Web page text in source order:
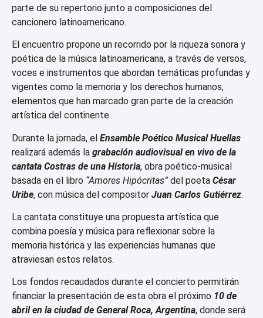
parte de su repertorio junto a composiciones del
cancionero latinoamericano.
El encuentro propone un recorrido por la riqueza sonora y
poética de la música latinoamericana, a través de versos,
voces e instrumentos que abordan temáticas profundas y
vigentes como la memoria y los derechos humanos,
elementos que han marcado gran parte de la creación
artística del continente.
Durante la jornada, el Ensamble Poético Musical Huellas
realizará además la grabación audiovisual en vivo de la
cantata Costras de una Historia, obra poético-musical
basada en el libro “Amores Hipócritas” del poeta César
Uribe, con música del compositor Juan Carlos Gutiérrez.
La cantata constituye una propuesta artística que
combina poesía y música para reflexionar sobre la
memoria histórica y las experiencias humanas que
atraviesan estos relatos.
Los fondos recaudados durante el concierto permitirán
financiar la presentación de esta obra el próximo 10 de
abril en la ciudad de General Roca, Argentina, donde será